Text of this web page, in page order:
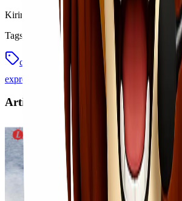
Kirim barang? Langsung hubungi kami di
Tags
cargo udara general cargo
express
special cargo
Artikel Terkait